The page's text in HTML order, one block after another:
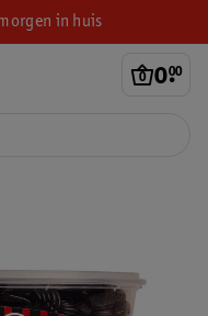
in huis
0.
00